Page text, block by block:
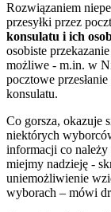
Rozwiązaniem
przesyłki przez
konsulatu i ich
osobiste
możliwe - m.in. w
pocztowe
konsulatu.
Co gorsza, okazuje
niektórych
informacji co
miejmy nadzieję -
uniemożliwienie
wyborach – mówi